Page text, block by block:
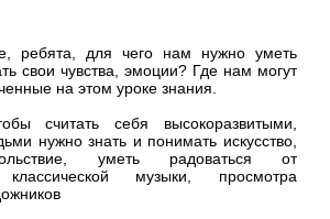
ребята, для чего нам нужно уметь
свои чувства, эмоции? Где нам могут
на этом уроке знания.
считать себя высокоразвитыми,
нужно знать и понимать искусство,
уметь радоваться от
классической музыки, просмотра